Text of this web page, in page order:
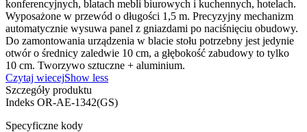
konferencyjnych, blatach mebli biurowych i kuchennych, hotelach.
Wyposażone w przewód o długości 1,5 m. Precyzyjny mechanizm
automatycznie wysuwa panel z gniazdami po naciśnięciu obudowy.
Do zamontowania urządzenia w blacie stołu potrzebny jest jedynie
otwór o średnicy zaledwie 10 cm, a głębokość zabudowy to tylko
10 cm. Tworzywo sztuczne + aluminium.
Czytaj wiecejShow less
Szczegóły produktu
Indeks OR-AE-1342(GS)
Specyficzne kody